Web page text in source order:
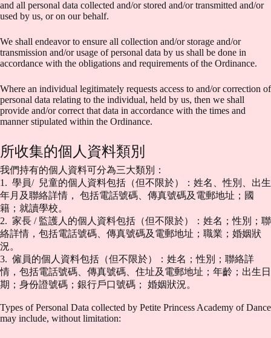
and all personal data collected and/or stored and/or transmitted and/or
used by us, or on our behalf.
We shall endeavor to ensure all collection and/or storage and/or
transmission and/or usage of personal data by us shall be done in
accordance with the obligations and requirements of the Ordinance.
Where an individual legitimately requests access to and/or correction of
personal data relating to the individual, held by us, then we shall
provide and/or correct that data in accordance with the times and
manner stipulated within the Ordinance.
所收集的個人資料類別
我們持有的個人資料可分為三大類別：
1. 學員/ 兒童的個人資料包括（但不限於）：姓名、性別、出生
年月及聯絡詳情， 包括電話號碼、傳真號碼及電郵地址；國
籍；就讀學校。
2. 家長 / 監護人的個人資料包括（但不限於）：姓名；性別；聯
絡詳情，包括電話號碼、傳真號碼及電郵地址；職業；婚姻狀
況。
3. 僱員的個人資料包括（但不限於）：姓名；性別；聯絡詳
情，包括電話號碼、傳真號碼、住址及電郵地址；年齡；出生日
期；身份證號碼；銀行戶口號碼； 婚姻狀況。
Types of Personal Data collected by Petite Princess Academy of Dance
may include, without limitation: